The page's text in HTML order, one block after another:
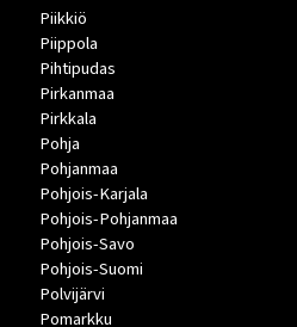
Piikkiö
Piippola
Pihtipudas
Pirkanmaa
Pirkkala
Pohja
Pohjanmaa
Pohjois-Karjala
Pohjois-Pohjanmaa
Pohjois-Savo
Pohjois-Suomi
Polvijärvi
Pomarkku